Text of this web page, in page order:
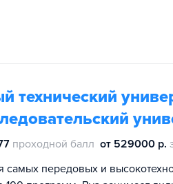
технический
проходной балл от 529000 р.
самых передовых и